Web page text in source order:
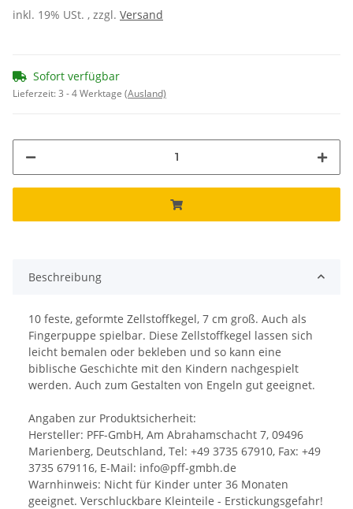
inkl. 19% USt. , zzgl. Versand
Sofort verfügbar
Lieferzeit:3 - 4 Werktage (Ausland)
Beschreibung
10 feste, geformte Zellstoffkegel, 7 cm groß. Auch als
Fingerpuppe spielbar. Diese Zellstoffkegel lassen sich
leicht bemalen oder bekleben und so kann eine
biblische Geschichte mit den Kindern nachgespielt
werden. Auch zum Gestalten von Engeln gut geeignet.
Angaben zur Produktsicherheit:
Hersteller: PFF-GmbH, Am Abrahamschacht 7, 09496
Marienberg, Deutschland, Tel: +49 3735 67910, Fax: +49
3735 679116, E-Mail: info@pff-gmbh.de
Warnhinweis: Nicht für Kinder unter 36 Monaten
geeignet. Verschluckbare Kleinteile - Erstickungsgefahr!